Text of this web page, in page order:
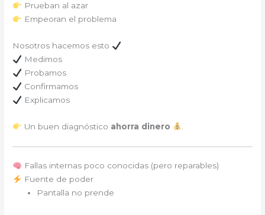
Prueban al azar
Empeoran el problema
Nosotros hacemos esto
Medimos
Probamos
Confirmamos
Explicamos
Un buen diagnóstico ahorra dinero
Fallas internas poco conocidas (pero reparables)
Fuente de poder
Pantalla no prende